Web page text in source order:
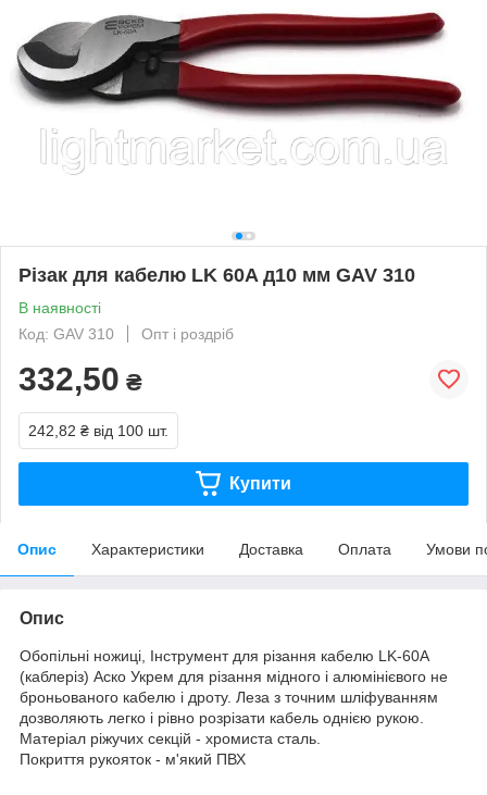
Різак для кабелю LK 60A д10 мм GAV 310
В наявності
Код: GAV 310
Опт і роздріб
332,50 ₴
242,82 ₴ від 100 шт.
Купити
Опис Характеристики Доставка Оплата Умови
Опис
Обопільні ножиці, Інструмент для різання кабелю LK-60A
(каблеріз) Аско Укрем для різання мідного і алюмінієвого не
броньованого кабелю і дроту. Леза з точним шліфуванням
дозволяють легко і рівно розрізати кабель однією рукою.
Матеріал ріжучих секцій - хромиста сталь.
Покриття рукояток - м'який ПВХ